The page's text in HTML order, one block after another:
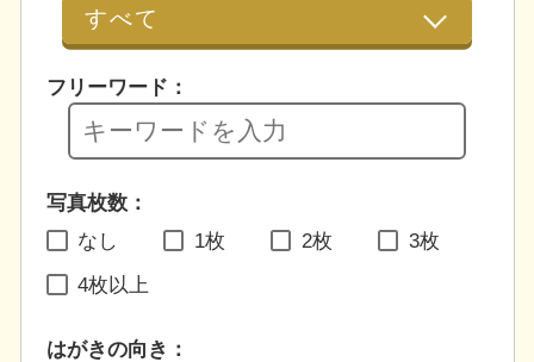
フリーワード：
写真枚数：
なし
1枚 2枚 3枚
4枚以上
はがきの向き：